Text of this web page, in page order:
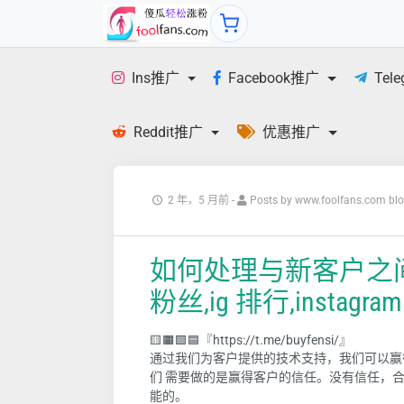
Ins推广 Facebook推广
Reddit推广 优惠推广
2 年，5 月前 - Posts by www.foolfans.com
如何处理与新客户之
粉丝,ig 排行
🟨🟧🟩🟦『https://t.me/buyfensi/』
通过我们为客户提供的技术支持，我们可以
们 需要做的是赢得客户的信任。没有信任，
能的。